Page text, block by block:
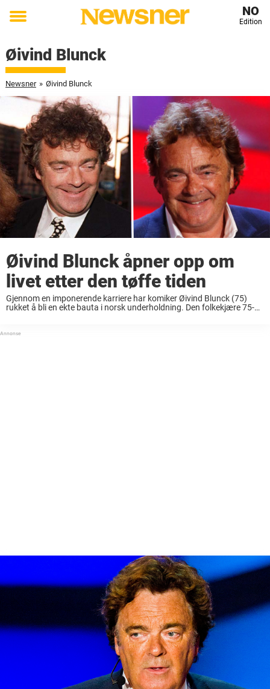
Toggle
NO
Edition
Øivind Blunck
Newsner » Øivind Blunck
Øivind Blunck åpner opp om
livet etter den tøffe tiden
Gjennom en imponerende karriere har komiker Øivind Blunck (75)
rukket å bli en ekte bauta i norsk underholdning. Den folkekjære 75-